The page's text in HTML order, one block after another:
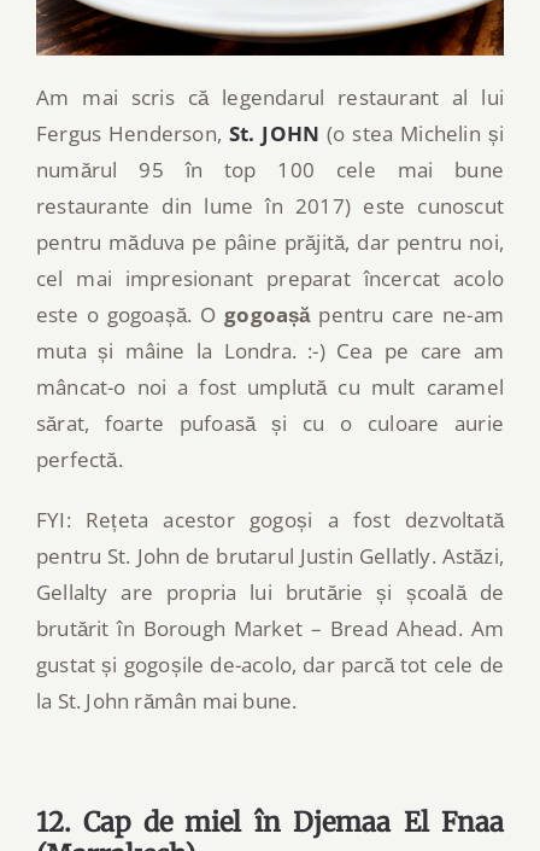
Am mai scris că legendarul restaurant al lui
Fergus Henderson, St. JOHN (o stea Michelin și
numărul 95 în top 100 cele mai bune
restaurante din lume în 2017) este cunoscut
pentru măduva pe pâine prăjită, dar pentru noi,
cel mai impresionant preparat încercat acolo
este o gogoașă. Ogogoașăpentru care ne-am
muta și mâine la Londra. :-) Cea pe care am
mâncat-o noi a fost umplută cu mult caramel
sărat, foarte pufoasă și cu o culoare aurie
perfectă.
FYI: Rețeta acestor gogoși a fost dezvoltată
pentru St. John de brutarul Justin Gellatly. Astăzi,
Gellalty are propria lui brutărie și școală de
brutărit în Borough Market – Bread Ahead. Am
gustat și gogoșile de-acolo, dar parcă tot cele de
la St. John rămân mai bune.
12. Cap de miel în Djemaa El Fnaa